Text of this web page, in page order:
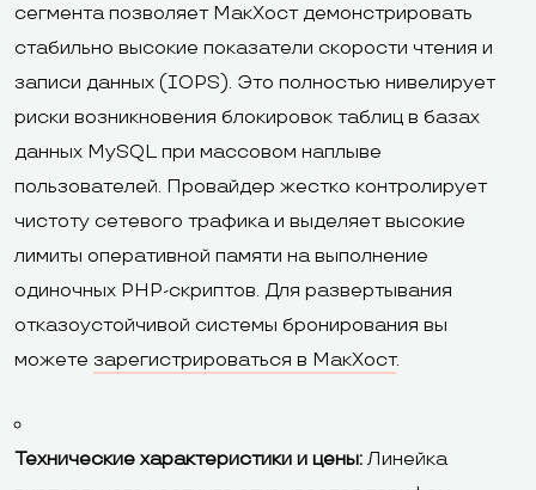
сегмента позволяет МакХост демонстрировать
стабильно высокие показатели скорости чтения и
записи данных (IOPS). Это полностью нивелирует
риски возникновения блокировок таблиц в базах
данных MySQL при массовом наплыве
пользователей. Провайдер жестко контролирует
чистоту сетевого трафика и выделяет высокие
лимиты оперативной памяти на выполнение
одиночных PHP-скриптов. Для развертывания
отказоустойчивой системы бронирования вы
можете зарегистрироваться в МакХост.
Технические характеристики и цены:Линейка